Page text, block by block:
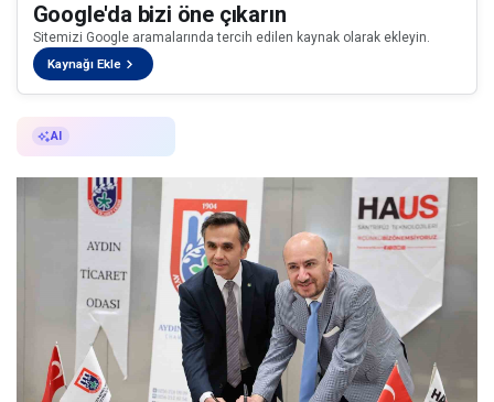
Google'da bizi öne çıkarın
Sitemizi Google aramalarında tercih edilen kaynak olarak ekleyin.
Kaynağı Ekle
AI